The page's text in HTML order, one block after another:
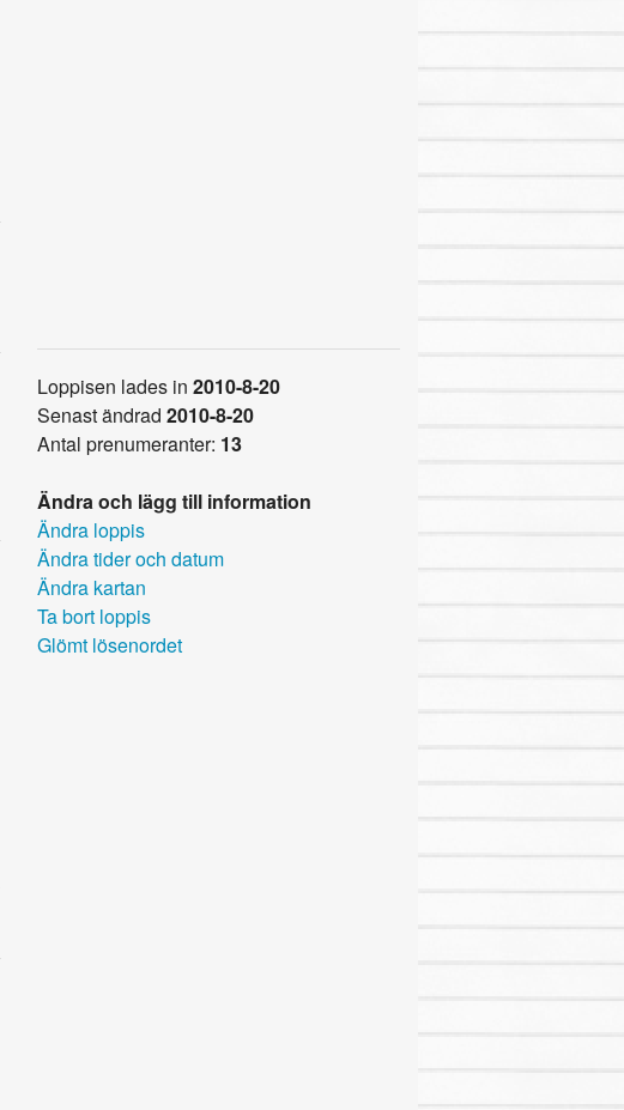
Loppisen lades in 2010-8-20
Senast ändrad 2010-8-20
Antal prenumeranter: 13
Ändra och lägg till information
Ändra loppis
Ändra tider och datum
Ändra kartan
Ta bort loppis
Glömt lösenordet